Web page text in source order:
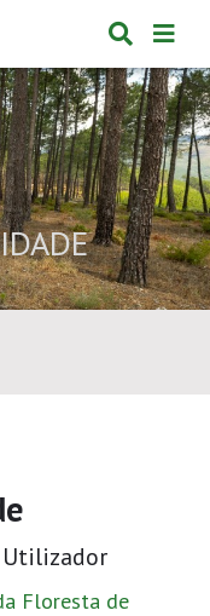
Alternar
de
de
Utilizador
Floresta de